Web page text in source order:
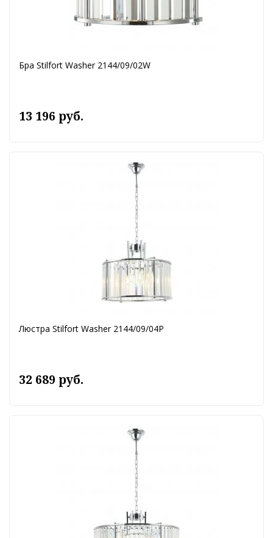
Бра Stilfort Washer 2144/09/02W
13 196 руб.
Люстра Stilfort Washer 2144/09/04P
32 689 руб.